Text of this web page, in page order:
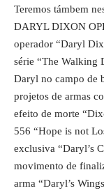
Teremos támbem
DARYL DIXON
operador “Daryl
série “The Walking
Daryl no campo de
projetos de armas
efeito de morte
556 “Hope is not
exclusiva “Daryl’s
movimento de
arma “Daryl’s